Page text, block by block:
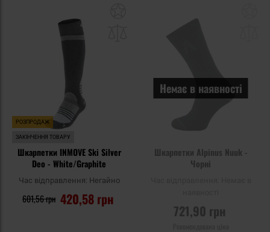
уподобань
РОЗПРОДАЖ
ЗАКІНЧЕННЯ ТОВАРУ
Шкарпетки INMOVE Ski Silver
Deo - White/Graphite
Час відправлення: Негайно
420,58 грн
601,56 грн
Немає в наявності
Шкарпетки Alpinus Nuuk -
Чорні
721,90 грн